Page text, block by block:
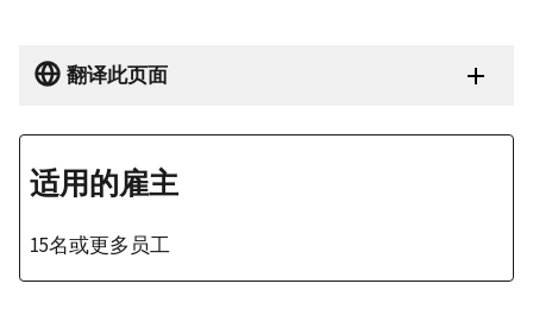
翻译此页面
适用的雇主
15名或更多员工